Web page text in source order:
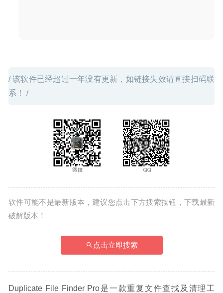
/ 该软件已经超过一年没有更新，如链接失效请直接扫码联
系！ /
软件可能不是最新版本，建议您点击下方搜索按钮，下载最新
破解版本！
点击立即搜索
Duplicate File Finder Pro是一款重复文件查找及清理工